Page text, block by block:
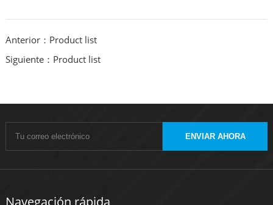
Anterior：Product list
Siguiente：Product list
ENVIAR AHORA
Navegación rápida